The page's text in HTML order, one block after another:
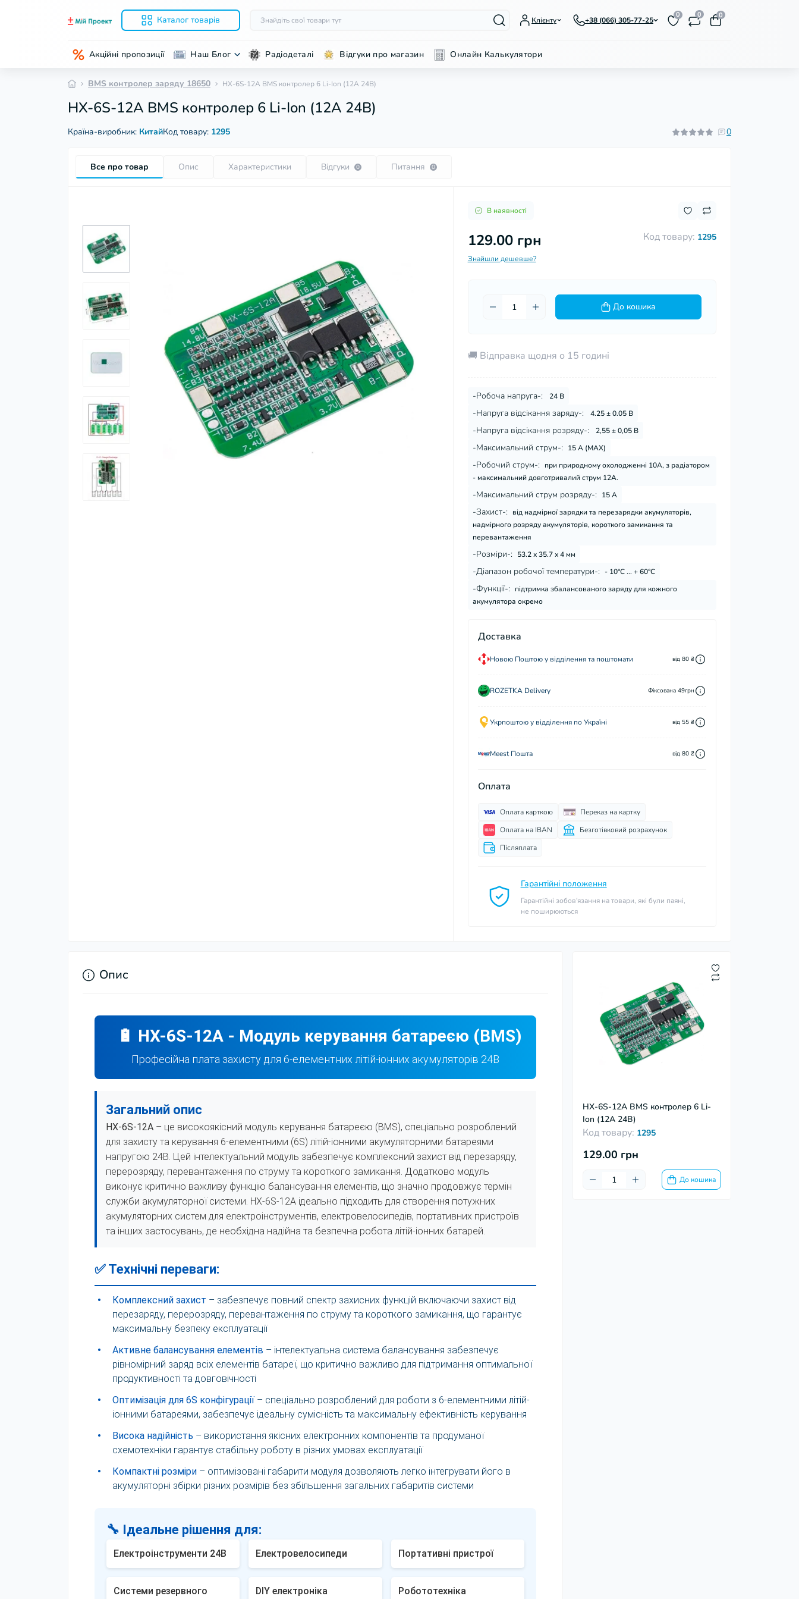
Каталог товарів Клієнту +38 (066) 305-77-25
0 0 0
Акційні пропозиції Наш Блог Радіодеталі Відгуки про магазин Онлайн Калькулятори
BMS контролер заряду 18650 HX-6S-12А BMS контролер 6 Li-Ion (12А 24В)
HX-6S-12А BMS контролер 6 Li-Ion (12А 24В)
Країна-виробник: КитайКод товару: 1295 0
Все про товар Опис Характеристики Відгуки 0 Питання 0
В наявності
Код товару: 1295
129.00 грн
Знайшли дешевше?
До кошика
🚚 Відправка щодня о 15 годині
-Робоча напруга-: 24 В
-Напруга відсікання заряду-: 4.25 ± 0.05 В
-Напруга відсікання розряду-: 2,55 ± 0,05 В
-Максимальний струм-: 15 A (MAX)
-Робочий струм-:
при природному охолодженні 10A, з радіатором
- максимальний довготривалий струм 12А.
-Максимальний струм розряду-: 15 А
-Захист-:
від надмірної зарядки та перезарядки акумуляторів,
надмірного розряду акумуляторів, короткого замикання та
перевантаження
-Розміри-: 53.2 х 35.7 х 4 мм
-Діапазон робочої температури-: - 10°C ... + 60°C
-Функції-:
підтримка збалансованого заряду для кожного
акумулятора окремо
Доставка
Новою Поштою у відділення та поштомати від 80 ₴
ROZETKA Delivery Фіксована 49грн
Укрпоштою у відділення по Україні від 55 ₴
Meest Пошта від 80 ₴
Оплата
Оплата карткою
Переказ на картку
Оплата на IBAN
Безготівковий розрахунок
Післяплата
Гарантійні положення
Гарантійні зобов'язання на товари, які були паяні,
не поширюються
HX-6S-12А BMS контролер 6 Li-
Ion (12А 24В)
Код товару: 1295
129.00 грн
До кошика
Опис
🔋 HX-6S-12А - Модуль керування батареєю (BMS)
Професійна плата захисту для 6-елементних літій-іонних акумуляторів 24В
Загальний опис
HX-6S-12А – це високоякісний модуль керування батареєю (BMS), спеціально розроблений
для захисту та керування 6-елементними (6S) літій-іонними акумуляторними батареями
напругою 24В. Цей інтелектуальний модуль забезпечує комплексний захист від перезаряду,
перерозряду, перевантаження по струму та короткого замикання. Додатково модуль
виконує критично важливу функцію балансування елементів, що значно продовжує термін
служби акумуляторної системи. HX-6S-12А ідеально підходить для створення потужних
акумуляторних систем для електроінструментів, електровелосипедів, портативних пристроїв
та інших застосувань, де необхідна надійна та безпечна робота літій-іонних батарей.
✅ Технічні переваги:
• Комплексний захист – забезпечує повний спектр захисних функцій включаючи захист від
перезаряду, перерозряду, перевантаження по струму та короткого замикання, що гарантує
максимальну безпеку експлуатації
•
Активне балансування елементів – інтелектуальна система балансування забезпечує
рівномірний заряд всіх елементів батареї, що критично важливо для підтримання оптимальної
продуктивності та довговічності
•
Оптимізація для 6S конфігурації – спеціально розроблений для роботи з 6-елементними літій-
іонними батареями, забезпечує ідеальну сумісність та максимальну ефективність керування
•
Висока надійність – використання якісних електронних компонентів та продуманої
схемотехніки гарантує стабільну роботу в різних умовах експлуатації
•
Компактні розміри – оптимізовані габарити модуля дозволяють легко інтегрувати його в
акумуляторні збірки різних розмірів без збільшення загальних габаритів системи
🔧 Ідеальне рішення для:
Електроінструменти 24В Електровелосипеди Портативні пристрої
Системи резервного DIY електроніка Робототехніка